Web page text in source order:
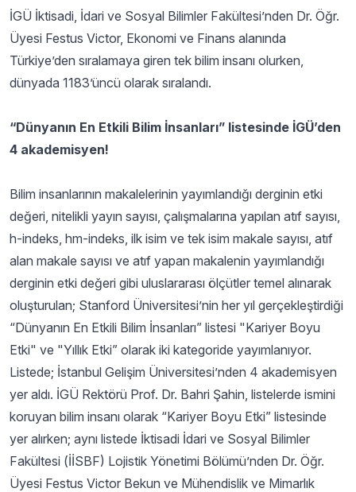
İGÜ İktisadi, İdari ve Sosyal Bilimler Fakültesi’nden Dr. Öğr.
Üyesi Festus Victor, Ekonomi ve Finans alanında
Türkiye’den sıralamaya giren tek bilim insanı olurken,
dünyada 1183’üncü olarak sıralandı.
“Dünyanın En Etkili Bilim İnsanları” listesinde İGÜ’den
4 akademisyen!
Bilim insanlarının makalelerinin yayımlandığı derginin etki
değeri, nitelikli yayın sayısı, çalışmalarına yapılan atıf sayısı,
h-indeks, hm-indeks, ilk isim ve tek isim makale sayısı, atıf
alan makale sayısı ve atıf yapan makalenin yayımlandığı
derginin etki değeri gibi uluslararası ölçütler temel alınarak
oluşturulan; Stanford Üniversitesi’nin her yıl gerçekleştirdiği
“Dünyanın En Etkili Bilim İnsanları” listesi "Kariyer Boyu
Etki" ve "Yıllık Etki” olarak iki kategoride yayımlanıyor.
Listede; İstanbul Gelişim Üniversitesi’nden 4 akademisyen
yer aldı. İGÜ Rektörü Prof. Dr. Bahri Şahin, listelerde ismini
koruyan bilim insanı olarak “Kariyer Boyu Etki” listesinde
yer alırken; aynı listede İktisadi İdari ve Sosyal Bilimler
Fakültesi (İİSBF) Lojistik Yönetimi Bölümü’nden Dr. Öğr.
Üyesi Festus Victor Bekun ve Mühendislik ve Mimarlık